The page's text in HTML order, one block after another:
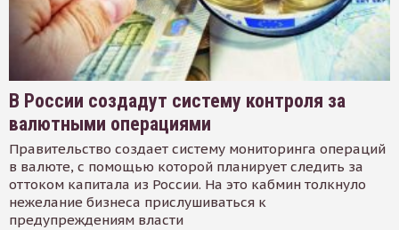
В России создадут систему контроля за
валютными операциями
Правительство создает систему мониторинга операций
в валюте, с помощью которой планирует следить за
оттоком капитала из России. На это кабмин толкнуло
нежелание бизнеса прислушиваться к
предупреждениям власти